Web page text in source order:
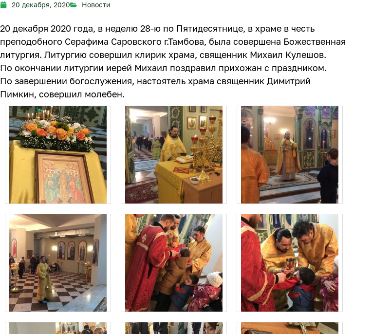
20 декабря, 2020 Новости
20 декабря 2020 года, в неделю 28-ю по Пятидесятнице, в храме в честь
преподобного Серафима Саровского г.Тамбова, была совершена Божественная
литургия. Литургию совершил клирик храма, священник Михаил Кулешов.
По окончании литургии иерей Михаил поздравил прихожан с праздником.
По завершении богослужения, настоятель храма священник Димитрий
Пимкин, совершил молебен.